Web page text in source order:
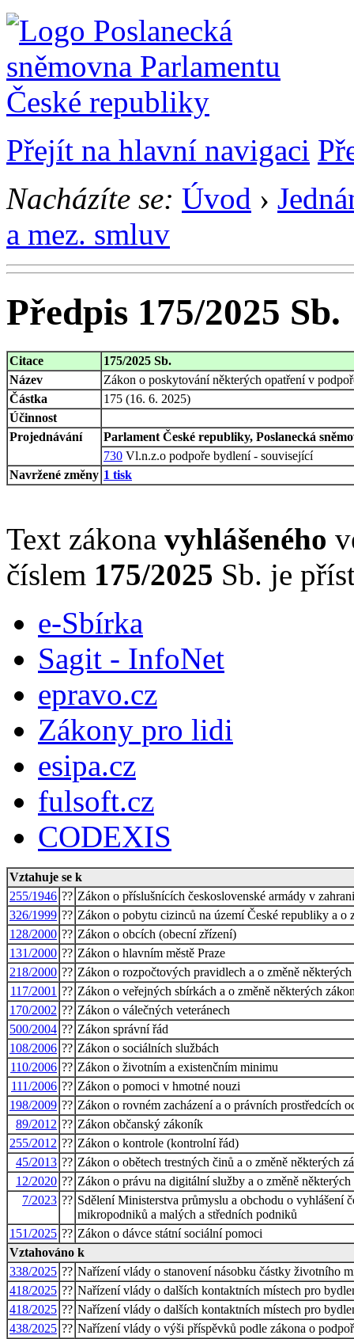
Přejít na hlavní navigaci
Nacházíte se: Úvod ›
a mez. smluv
Předpis 175/2025 Sb.
Citace
175/2025 Sb.
Název
Zákon o poskytování některých opatření v
Částka
175 (16. 6. 2025)
Účinnost
Projednávání
Parlament České republiky, Poslanecká
730 Vl.n.z.o podpoře bydlení - související
Navržené změny 1 tisk
Text zákona vyhlášeného
číslem 175/2025 Sb. je
e-Sbírka
Sagit - InfoNet
epravo.cz
Zákony pro lidi
esipa.cz
fulsoft.cz
CODEXIS
Vztahuje se k
255/1946 ?? Zákon o příslušnících československé armády v
326/1999 ?? Zákon o pobytu cizinců na území České republiky a o
128/2000 ?? Zákon o obcích (obecní zřízení)
131/2000 ?? Zákon o hlavním městě Praze
218/2000 ?? Zákon o rozpočtových pravidlech a o změně
117/2001 ?? Zákon o veřejných sbírkách a o změně některých
170/2002 ?? Zákon o válečných veteránech
500/2004 ?? Zákon správní řád
108/2006 ?? Zákon o sociálních službách
110/2006 ?? Zákon o životním a existenčním minimu
111/2006 ?? Zákon o pomoci v hmotné nouzi
198/2009 ?? Zákon o rovném zacházení a o právních prostředcích
89/2012 ?? Zákon občanský zákoník
255/2012 ?? Zákon o kontrole (kontrolní řád)
45/2013 ?? Zákon o obětech trestných činů a o změně některých
12/2020 ?? Zákon o právu na digitální služby a o změně některých
7/2023 ?? Sdělení Ministerstva průmyslu a obchodu o vyhlášení
mikropodniků a malých a středních podniků
151/2025 ?? Zákon o dávce státní sociální pomoci
Vztahováno k
338/2025 ?? Nařízení vlády o stanovení násobku částky životního
418/2025 ?? Nařízení vlády o dalších kontaktních místech pro
418/2025 ?? Nařízení vlády o dalších kontaktních místech pro
438/2025 ?? Nařízení vlády o výši příspěvků podle zákona o